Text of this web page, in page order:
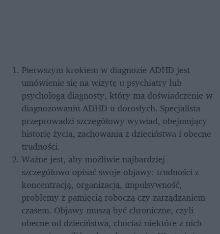
Pierwszym krokiem w diagnozie ADHD jest
umówienie się na wizytę u psychiatry lub
psychologa diagnosty, który ma doświadczenie w
diagnozowaniu ADHD u dorosłych. Specjalista
przeprowadzi szczegółowy wywiad, obejmujący
historię życia, zachowania z dzieciństwa i obecne
trudności.
Ważne jest, aby możliwie najbardziej
szczegółowo opisać swoje objawy: trudności z
koncentracją, organizacją, impulsywność,
problemy z pamięcią roboczą czy zarządzaniem
czasem. Objawy muszą być chroniczne, czyli
obecne od dzieciństwa, chociaż niektóre z nich